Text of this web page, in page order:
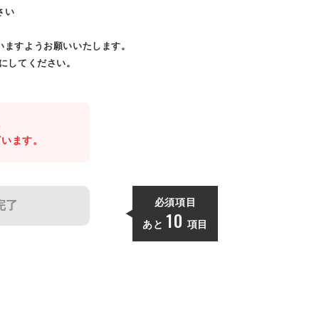
い
すようお願いいたします。
してください。
ます。
了 必須項目
あと 10 項目